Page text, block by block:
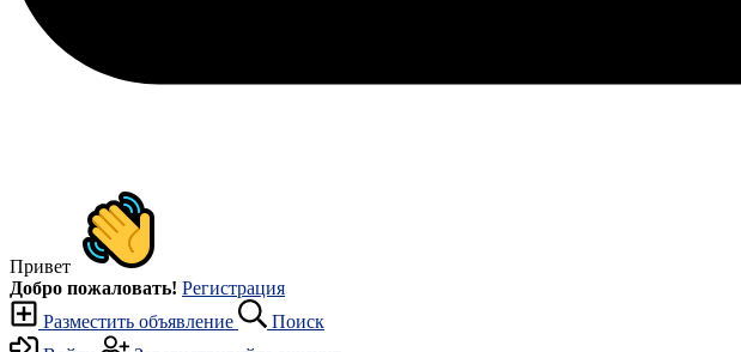
Привет
Добро пожаловать! Регистрация
Разместить объявление
Поиск